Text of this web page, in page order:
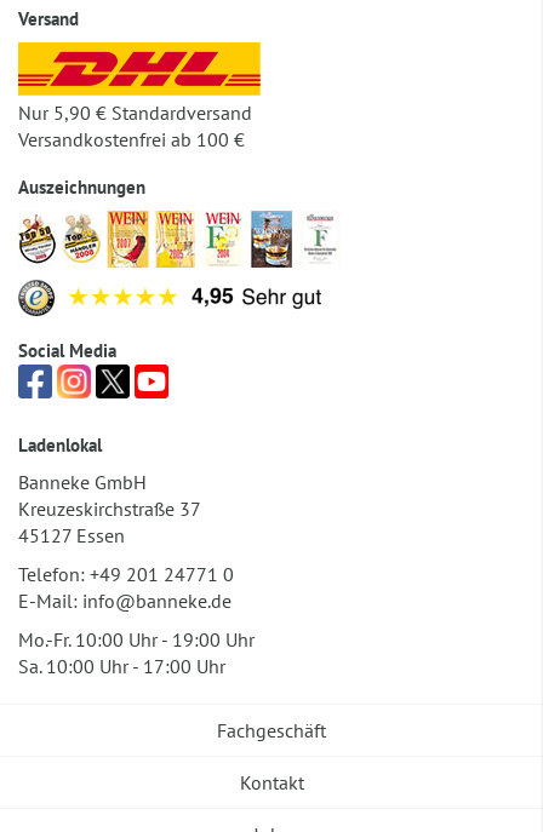
Versand
Nur 5,90 € Standardversand
Versandkostenfrei ab 100 €
Auszeichnungen
Social Media
Ladenlokal
Banneke GmbH
Kreuzeskirchstraße 37
45127 Essen
Telefon: +49 201 24771 0
E-Mail: info@banneke.de
Mo.-Fr. 10:00 Uhr - 19:00 Uhr
Sa. 10:00 Uhr - 17:00 Uhr
Fachgeschäft
Kontakt